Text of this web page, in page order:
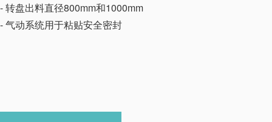
- 转盘出料直径800mm和1000mm
- 气动系统用于粘贴安全密封